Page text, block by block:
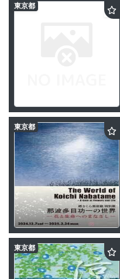
東京都
東京都
東京都